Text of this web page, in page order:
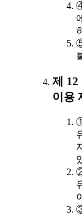
제 12
이용